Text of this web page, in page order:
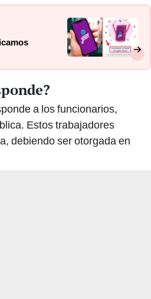
a los funcionarios,
Estos trabajadores
debiendo ser otorgada en